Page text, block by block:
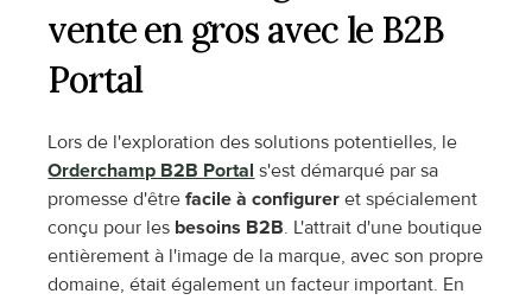
vente en gros avec le B2B
Portal
Orderchamp B2B Portal s'est démarqué par sa
promesse d'être facile à configurer et spécialement
conçu pour les besoins B2B. L'attrait d'une boutique
entièrement à l'image de la marque, avec son propre
domaine, était également un facteur important. En